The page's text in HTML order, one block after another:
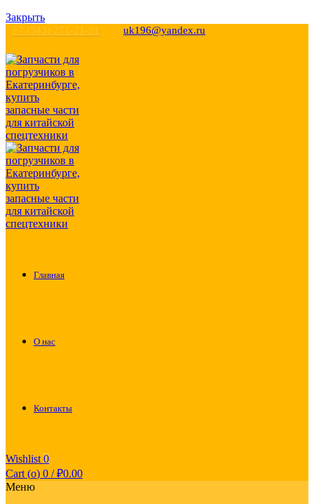
Закрыть
+7 (343) 271-21-21 uk196@yandex.ru
Главная
О нас
Контакты
Wishlist 0
Cart (o) 0 / ₽0.00
Меню